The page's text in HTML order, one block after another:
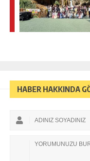
HABER HAKKINDA